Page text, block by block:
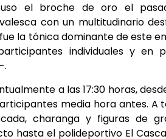
el broche de oro el
con un multitudinario
la tónica dominante de este
individuales y en
.
a las 17:30 horas,
media hora antes. A
charanga y figuras de
hasta el polideportivo El